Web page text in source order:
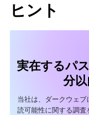
ヒント
実在するパ
分
当社は、ダークウェ
読可能性に関する調